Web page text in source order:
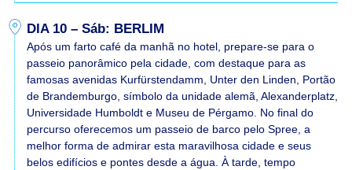
DIA 10 – Sáb: BERLIM
Após um farto café da manhã no hotel, prepare-se para o
passeio panorâmico pela cidade, com destaque para as
famosas avenidas Kurfürstendamm, Unter den Linden, Portão
de Brandemburgo, símbolo da unidade alemã, Alexanderplatz,
Universidade Humboldt e Museu de Pérgamo. No final do
percurso oferecemos um passeio de barco pelo Spree, a
melhor forma de admirar esta maravilhosa cidade e seus
belos edifícios e pontes desde a água. À tarde, tempo